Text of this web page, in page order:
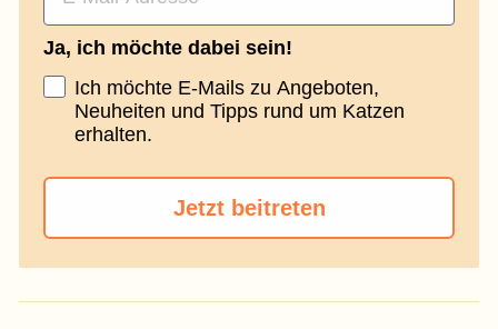
Ja, ich möchte dabei sein!
Ich möchte E-Mails zu Angeboten,
Neuheiten und Tipps rund um Katzen
erhalten.
Jetzt beitreten